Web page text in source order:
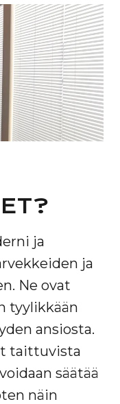
ja
ja
Ne ovat
tyylikkään
ansiosta.
taittuvista
säätää
näin